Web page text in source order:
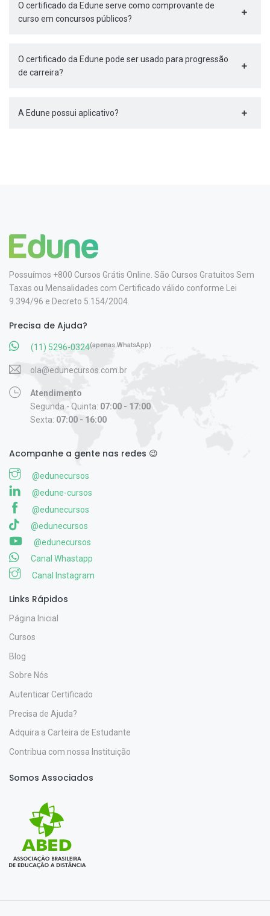
O certificado da Edune serve como comprovante de
curso em concursos públicos?
O certificado da Edune pode ser usado para progressão
de carreira?
A Edune possui aplicativo?
Possuímos +800 Cursos Grátis Online. São Cursos Gratuitos Sem
Taxas ou Mensalidades com Certificado válido conforme Lei
9.394/96 e Decreto 5.154/2004.
Precisa de Ajuda?
(11) 5296-0324(apenas WhatsApp)
ola@edunecursos.com.br
Atendimento
Segunda - Quinta: 07:00 - 17:00
Sexta: 07:00 - 16:00
Acompanhe a gente nas redes 😉
@edunecursos
@edune-cursos
@edunecursos
@edunecursos
@edunecursos
Canal Whastapp
Canal Instagram
Links Rápidos
Página Inicial
Cursos
Blog
Sobre Nós
Autenticar Certificado
Precisa de Ajuda?
Adquira a Carteira de Estudante
Contribua com nossa Instituição
Somos Associados